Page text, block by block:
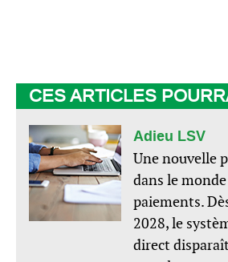
CES ARTICLES
Adieu LSV
Une nouvelle
dans le
paiements.
2028, le
direct